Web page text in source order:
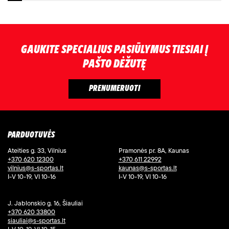
GAUKITE SPECIALIUS PASIŪLYMUS TIESIAI Į
PAŠTO DĖŽUTĘ
PARDUOTUVĖS
Ateities g. 33, Vilnius
+370 620 12300
vilnius@s-sportas.lt
I-V 10-19, VI 10-16
Pramonės pr. 8A, Kaunas
+370 611 22992
kaunas@s-sportas.lt
I-V 10-19, VI 10-16
J. Jablonskio g. 16, Šiauliai
+370 620 33800
siauliai@s-sportas.lt